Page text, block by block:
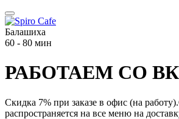
Балашиха
60 - 80 мин
РАБОТАЕМ СО
Скидка 7% при заказе в офис (на
распространяется на все меню на